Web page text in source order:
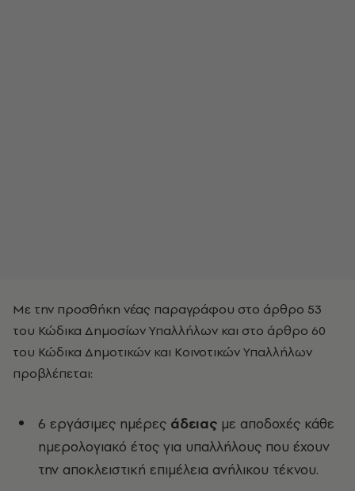
Με την προσθήκη νέας παραγράφου στο άρθρο 53
του Κώδικα Δημοσίων Υπαλλήλων και στο άρθρο 60
του Κώδικα Δημοτικών και Κοινοτικών Υπαλλήλων
προβλέπεται:
6 εργάσιμες ημέρες άδειας με αποδοχές κάθε
ημερολογιακό έτος για υπαλλήλους που έχουν
την αποκλειστική επιμέλεια ανήλικου τέκνου.